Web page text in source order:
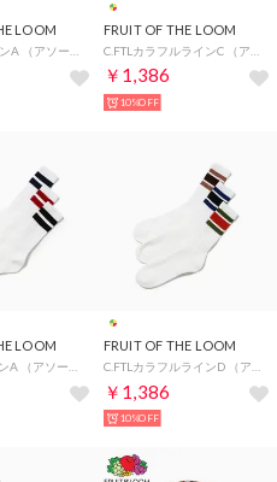
LOOM FRUIT OF THE LOOM
￥1,386
10%OFF
LOOM FRUIT OF THE LOOM
￥1,386
10%OFF